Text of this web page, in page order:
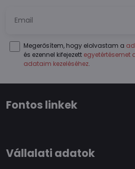
Megerősítem, hogy elolvastam a
és ezennel kifejezett egyetértésemet
adataim kezeléséhez.
Fontos linkek
Vállalati adatok